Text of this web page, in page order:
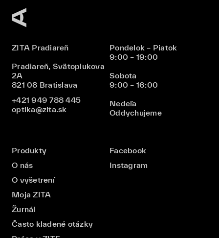
ZITA Pradiareň
Pradiareň, Svätoplukova
2A
821 08 Bratislava
+421 949 788 445
optika@zita.sk
Pondelok – Piatok
9:00 – 19:00
Sobota
9:00 – 16:00
Nedeľa
Oddychujeme
Produkty
O nás
O vyšetrení
Moja ZITA
Žurnál
Často kladené otázky
Facebook
Instagram